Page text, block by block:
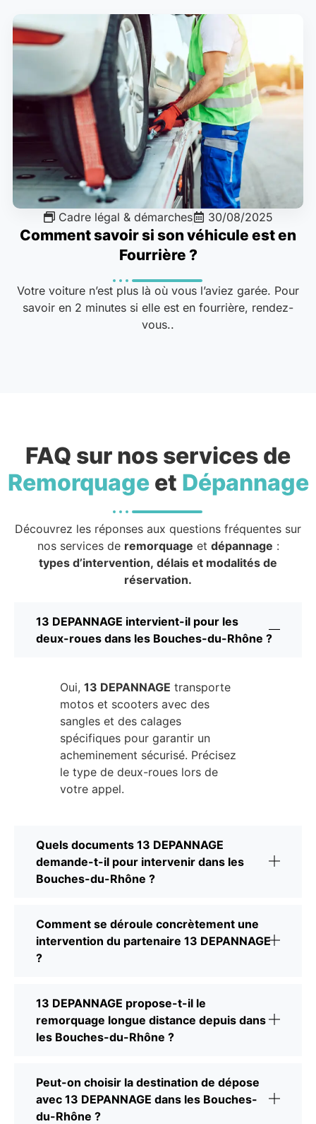
Cadre légal & démarches 30/08/2025
Comment savoir si son véhicule est en
Fourrière ?
Votre voiture n’est plus là où vous l’aviez garée. Pour
savoir en 2 minutes si elle est en fourrière, rendez-
vous..
FAQ sur nos services de
Remorquageet Dépannage
Découvrez les réponses aux questions fréquentes sur
nos services de remorquage et dépannage :
types d’intervention, délais et modalités de
réservation.
13 DEPANNAGE intervient-il pour les
deux-roues dans les Bouches-du-Rhône ?
Oui, 13 DEPANNAGE transporte
motos et scooters avec des
sangles et des calages
spécifiques pour garantir un
acheminement sécurisé. Précisez
le type de deux-roues lors de
votre appel.
Quels documents 13 DEPANNAGE
demande-t-il pour intervenir dans les
Bouches-du-Rhône ?
Comment se déroule concrètement une
intervention du partenaire 13 DEPANNAGE
?
13 DEPANNAGE propose-t-il le
remorquage longue distance depuis dans
les Bouches-du-Rhône ?
Peut-on choisir la destination de dépose
avec 13 DEPANNAGE dans les Bouches-
du-Rhône ?